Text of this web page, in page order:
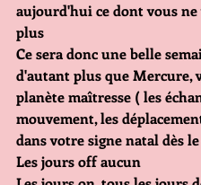
aujourd'hui ce dont vous
plus
Ce sera donc une belle
d'autant plus que Mercure,
planète maîtresse ( les
mouvement, les
dans votre signe natal dès
Les jours off aucun